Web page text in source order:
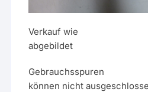
Verkauf wie
abgebildet
Gebrauchsspuren
können nicht